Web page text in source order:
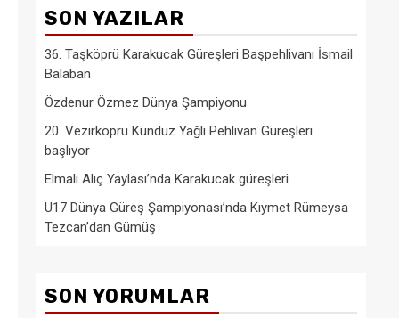
SON YAZILAR
36. Taşköprü Karakucak Güreşleri Başpehlivanı İsmail
Balaban
Özdenur Özmez Dünya Şampiyonu
20. Vezirköprü Kunduz Yağlı Pehlivan Güreşleri
başlıyor
Elmalı Alıç Yaylası’nda Karakucak güreşleri
U17 Dünya Güreş Şampiyonası’nda Kıymet Rümeysa
Tezcan’dan Gümüş
SON YORUMLAR